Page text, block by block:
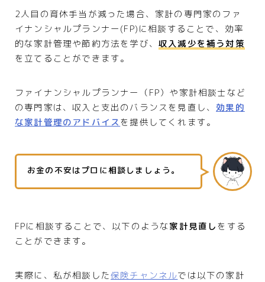
2人目の育休手当が減った場合、家計の専門家のファ
イナンシャルプランナー(FP)に相談することで、効率
的な家計管理や節約方法を学び、 収入減少を補う対策
を立てることができます。
ファイナンシャルプランナー（FP）や家計相談士など
の専門家は、収入と支出のバランスを見直し、効果的
な家計管理のアドバイスを提供してくれます。
お金の不安はプロに相談しましょう。
FPに相談することで、以下のような家計見直しをする
ことができます。
実際に、私が相談した保険チャンネルでは以下の家計